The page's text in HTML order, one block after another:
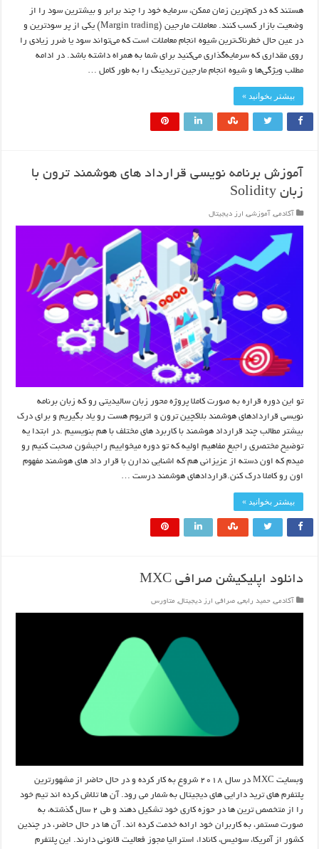
هستند که در کم‌ترین زمان ممکن، سرمایه خود را چند برابر و بیشترین سود را از
وضعیت بازار کسب کنند. معاملات مارجین (Margin trading) یکی از پر سودترین و
در عین حال خطرناک‌ترین شیوه انجام معاملات است که می‌تواند سود یا ضرر زیادی را
روی مقداری که سرمایه‌گذاری می‌کنید برای شما به همراه داشته باشد. در ادامه
مطلب ویژگی‌ها و شیوه انجام مارجین تریدینگ را به طور کامل …
بیشتر بخوانید »
آموزش برنامه نویسی قرارداد های هوشمند ترون با
زبان Solidity
آکادمی, آموزشی, ارز دیجیتال
تو این دوره قراره به صورت کاملا پروژه محور زبان سالیدیتی رو که زبان برنامه
نویسی قراردادهای هوشمند بلاکچین ترون و اتریوم هست رو یاد بگیریم و برای درک
بیشتر مطالب چند قرارداد هوشمند با کاربرد های مختلف با هم بنویسیم .در ابتدا یه
توضیح مختصری راجبع مفاهیم اولیه که تو دوره میخواییم راجبشون صحبت کنیم رو
میدم که اون دسته از عزیزانی هم که اشنایی ندارن با قرار داد های هوشمند مفهوم
اون رو کاملا درک کنن.قراردادهای هوشمند درست …
بیشتر بخوانید »
دانلود اپلیکیشن صرافی MXC
آکادمی, حمید رابعی, صرافی ارز دیجیتال, متاورس
وبسایت MXC در سال ۲۰۱۸ شروع به کار کرده و در حال حاضر از مشهورترین
پلتفرم های ترید دارایی های دیجیتال به شمار می رود. آن ها تلاش کرده اند تیم خود
را از متخصص ترین ها در حوزه کاری خود تشکیل دهند و طی ۲ سال گذشته، به
صورت مستمر، به کاربران خود ارائه خدمت کرده اند. آن ها در حال حاضر، در چندین
کشور از آمریکا، سوئیس، کانادا، استرالیا مجوز فعالیت قانونی دارند. این پلتفرم